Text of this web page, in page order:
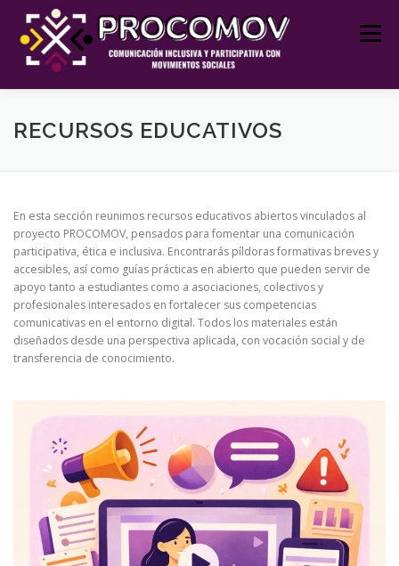
contenido
Menú
INICIO PROCOMOV RECURSOS EDUCATIVOS
PROYECTOS BLOG CONTACTO
RECURSOS EDUCATIVOS
En esta sección reunimos recursos educativos abiertos vinculados al
proyecto PROCOMOV, pensados para fomentar una comunicación
participativa, ética e inclusiva. Encontrarás píldoras formativas breves y
accesibles, así como guías prácticas en abierto que pueden servir de
apoyo tanto a estudiantes como a asociaciones, colectivos y
profesionales interesados en fortalecer sus competencias
comunicativas en el entorno digital. Todos los materiales están
diseñados desde una perspectiva aplicada, con vocación social y de
transferencia de conocimiento.